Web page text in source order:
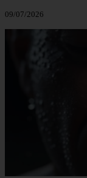
09/07/2026